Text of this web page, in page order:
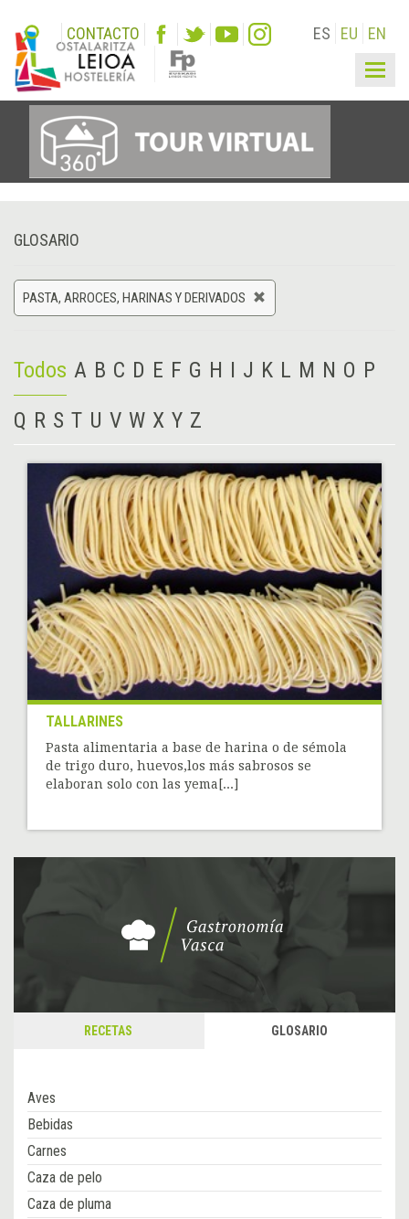
CONTACTO ES EU EN
GLOSARIO
PASTA, ARROCES, HARINAS Y DERIVADOS
Todos A B C D E F G H I J K L M N O P
Q R S T U V W X Y Z
TALLARINES
Pasta alimentaria a base de harina o de sémola
de trigo duro, huevos,los más sabrosos se
elaboran solo con las yema[...]
RECETAS GLOSARIO
Aves
Bebidas
Carnes
Caza de pelo
Caza de pluma